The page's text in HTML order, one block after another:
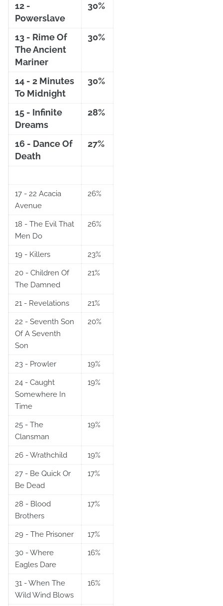
12 -
Powerslave
30%
13 - Rime Of
The Ancient
Mariner
30%
14 - 2 Minutes
To Midnight
30%
15 - Infinite
Dreams
28%
16 - Dance Of
Death
27%
17 - 22 Acacia
Avenue
26%
18 - The Evil That
Men Do
26%
19 - Killers 23%
20 - Children Of
The Damned
21%
21 - Revelations 21%
22 - Seventh Son
Of A Seventh
Son
20%
23 - Prowler 19%
24 - Caught
Somewhere In
Time
19%
25 - The
Clansman
19%
26 - Wrathchild 19%
27 - Be Quick Or
Be Dead
17%
28 - Blood
Brothers
17%
29 - The Prisoner 17%
30 - Where
Eagles Dare
16%
31 - When The
Wild Wind Blows
16%